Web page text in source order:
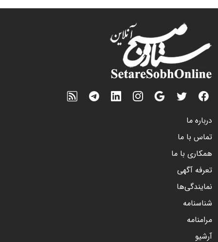
درباره ما
تماس با ما
همکاری با ما
تعرفه آگهی
نمایندگی‌ها
شناسنامه
مرامنامه
آرشیو